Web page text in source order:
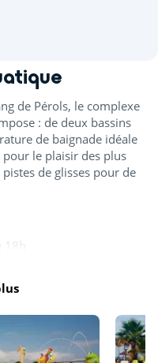
de Pérols, le complexe
: de deux bassins
de baignade idéale
le plaisir des plus
de glisses pour de
à 17h30
juillet et août. A
à octobre. Les